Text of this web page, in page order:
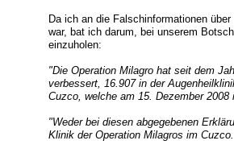
Da ich an die Falschinformationen
war, bat ich darum, bei unserem
einzuholen:
"Die Operation Milagro hat seit dem
verbessert, 16.907 in der
Cuzco, welche am 15. Dezember 2008
"Weder bei diesen abgegebenen
Klinik der Operation Milagros im